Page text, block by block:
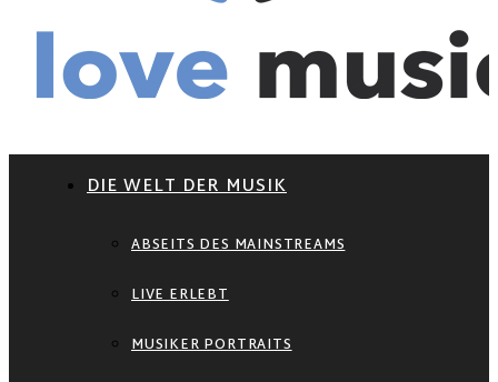
DIE WELT DER MUSIK
ABSEITS DES MAINSTREAMS
LIVE ERLEBT
MUSIKER PORTRAITS